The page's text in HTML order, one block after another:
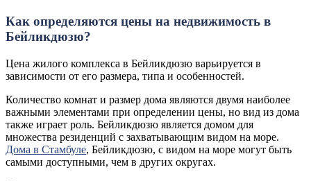
Как определяются цены на недвижимость в
Бейликдюзю?
Цена жилого комплекса в Бейликдюзю варьируется в
зависимости от его размера, типа и особенностей.
Количество комнат и размер дома являются двумя наиболее
важными элементами при определении цены, но вид из дома
также играет роль. Бейликдюзю является домом для
множества резиденций с захватывающим видом на море.
Дома в Стамбуле, Бейликдюзю, с видом на море могут быть
самыми доступными, чем в других округах.